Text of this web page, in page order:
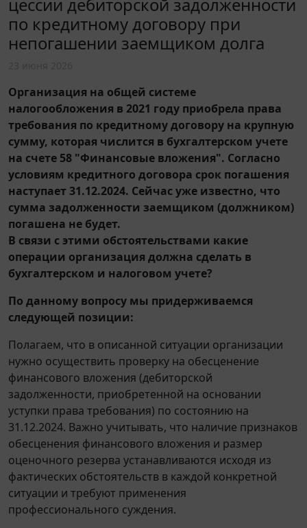
по кредитному договору при
непогашении заемщиком долга
Организация на общей системе
налогообложения в 2021 году приобрела права
требования по кредитному договору на крупную
сумму, которая числится в бухгалтерском учете
на счете 58 "Финансовые вложения". Согласно
условиям кредитного договора срок погашения
наступает 31.12.2024. Сейчас уже известно, что
сумма задолженности заемщиком (должником)
погашена не будет.
В связи с этими обстоятельствами какие
операции организация должна сделать в
бухгалтерском и налоговом учете?
По данному вопросу мы придерживаемся
следующей позиции:
Полагаем, что в описанной ситуации организации
нужно осуществить проверку на обесценение
финансового вложения (дебиторской
задолженности, приобретенной на основании
уступки права требования) по состоянию на
31.12.2024. Важно учитывать, что наличие признаков
обесценения финансового вложения и размер
оценочного резерва устанавливаются исходя из
фактических обстоятельств в каждой конкретной
ситуации и требуют применения
профессионального суждения.